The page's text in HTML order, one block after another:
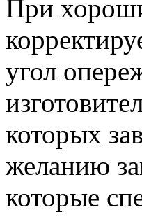
При
угол
которых
желанию
которые